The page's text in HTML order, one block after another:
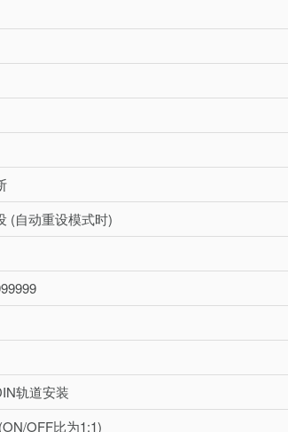
(自动重设模式时)
轨道安装
OFF比为1:1)